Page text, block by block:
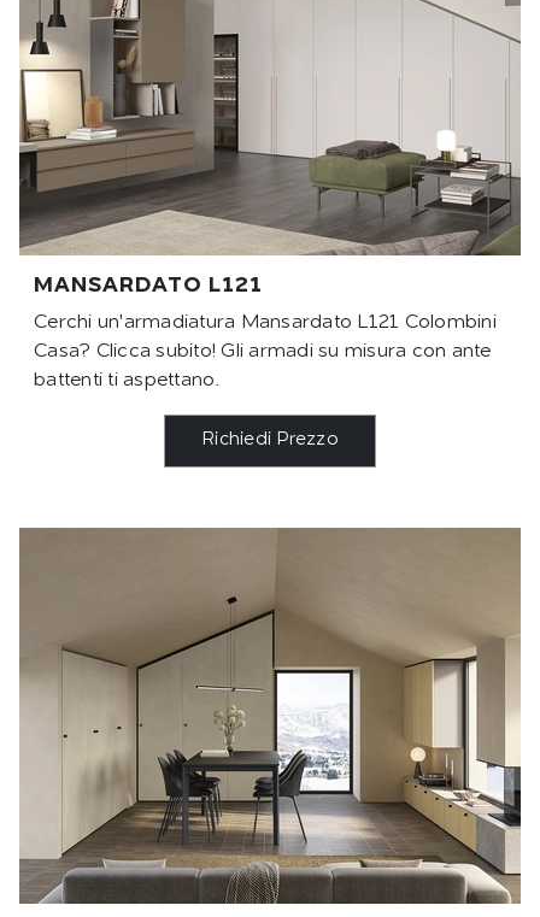
MANSARDATO L121
Cerchi un'armadiatura Mansardato L121 Colombini
Casa? Clicca subito! Gli armadi su misura con ante
battenti ti aspettano.
Richiedi Prezzo